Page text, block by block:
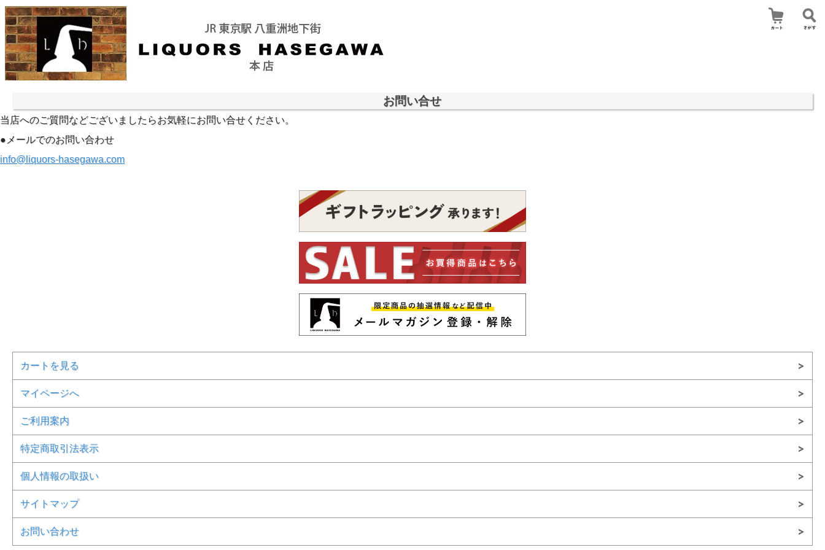
お問い合せ
当店へのご質問などございましたらお気軽にお問い合せください。
●メールでのお問い合わせ
info@liquors-hasegawa.com
カートを見る
マイページへ
ご利用案内
特定商取引法表示
個人情報の取扱い
サイトマップ
お問い合わせ